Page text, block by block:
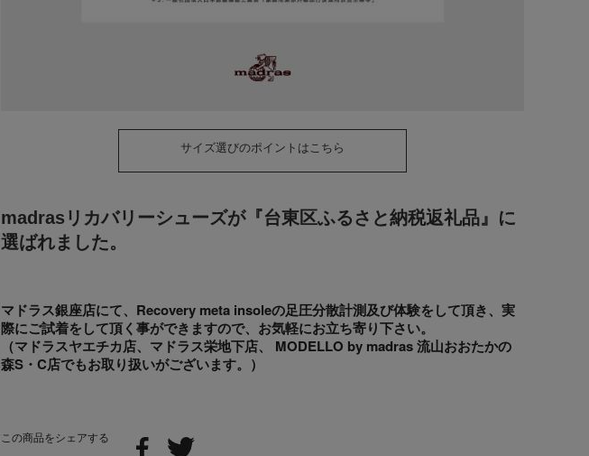
この商品をシェアする
サイズ選びのポイントはこちら
madrasリカバリーシューズが『台東区ふるさと納税返礼品』 に
選ばれました。
マドラス銀座店にて、Recovery meta insoleの足圧分散計測及び体験をして頂き、実
際にご試着をして頂く事ができますので、お気軽にお立ち寄り下さい。
（マドラスヤエチカ店、マドラス栄地下店、 MODELLO by madras 流山おおたかの
森S・C店でもお取り扱いがございます。）